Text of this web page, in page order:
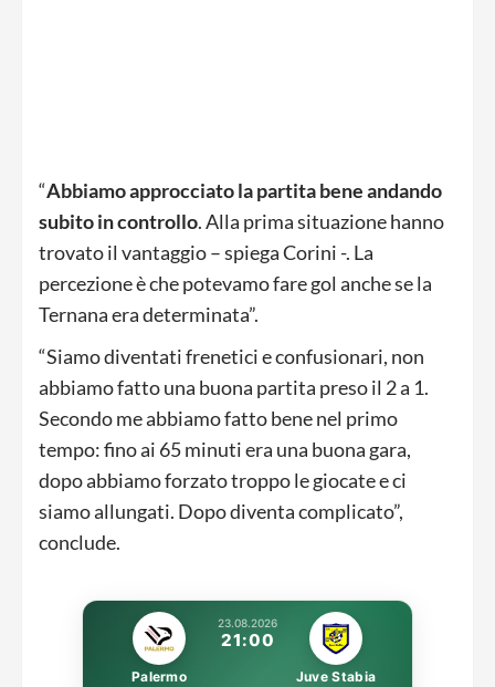
“Abbiamo approcciato la partita bene andando
subito in controllo. Alla prima situazione hanno
trovato il vantaggio – spiega Corini -. La
percezione è che potevamo fare gol anche se la
Ternana era determinata”.
“Siamo diventati frenetici e confusionari, non
abbiamo fatto una buona partita preso il 2 a 1.
Secondo me abbiamo fatto bene nel primo
tempo: fino ai 65 minuti era una buona gara,
dopo abbiamo forzato troppo le giocate e ci
siamo allungati. Dopo diventa complicato”,
conclude.
23.08.2026
21:00
Palermo Juve Stabia